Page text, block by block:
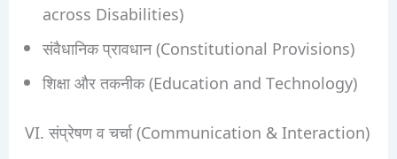
across Disabilities)
संवैधानिक प्रावधान (Constitutional Provisions)
शिक्षा और तकनीक (Education and Technology)
VI. संप्रेषण व चर्चा (Communication & Interaction)